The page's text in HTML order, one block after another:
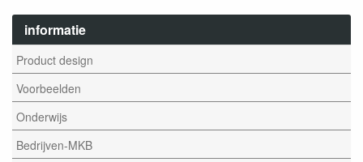
informatie
Product design
Voorbeelden
Onderwijs
Bedrijven-MKB